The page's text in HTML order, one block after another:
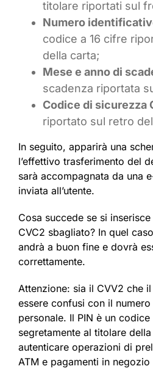
titolare riportati sul
Numero
codice a 16 cifre
della carta;
Mese e anno di
scadenza riportata
Codice di sicurezza
riportato sul retro
In seguito, apparirà una
l’effettivo trasferimento del
sarà accompagnata da una
inviata all’utente.
Cosa succede se si
CVC2 sbagliato? In quel
andrà a buon fine e dovrà
correttamente.
Attenzione: sia il CVV2 che
essere confusi con il
personale. Il PIN è un
segretamente al titolare
autenticare operazioni di
ATM e pagamenti in